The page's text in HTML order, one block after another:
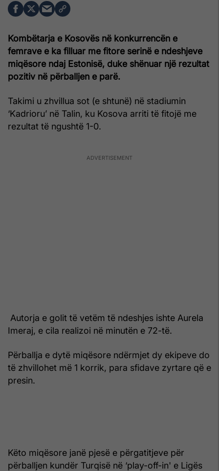
Kombëtarja e Kosovës në konkurrencën e
femrave e ka filluar me fitore serinë e ndeshjeve
miqësore ndaj Estonisë, duke shënuar një rezultat
pozitiv në përballjen e parë.
Takimi u zhvillua sot (e shtunë) në stadiumin
‘Kadrioru’ në Talin, ku Kosova arriti të fitojë me
rezultat të ngushtë 1-0.
Autorja e golit të vetëm të ndeshjes ishte Aurela
Imeraj, e cila realizoi në minutën e 72-të.
Përballja e dytë miqësore ndërmjet dy ekipeve do
të zhvillohet më 1 korrik, para sfidave zyrtare që e
presin.
Këto miqësore janë pjesë e përgatitjeve për
përballjen kundër Turqisë në ‘play-off-in' e Ligës